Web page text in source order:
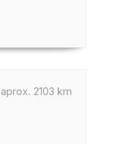
aprox. 2103 km